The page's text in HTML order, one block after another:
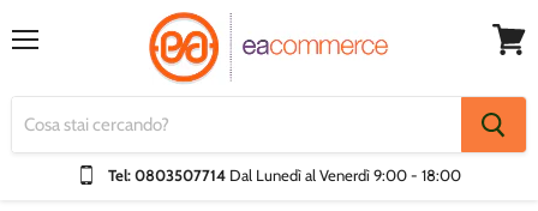
Tel: 0803507714 Dal Lunedì al Venerdì9:00 - 18:00